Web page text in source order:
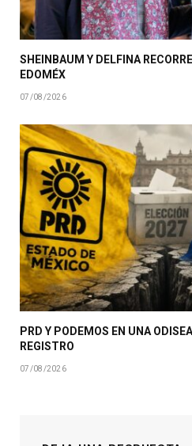
SHEINBAUM Y DELFINA
EDOMÉX
07/08/2026
PRD Y PODEMOS EN UNA
REGISTRO
07/08/2026